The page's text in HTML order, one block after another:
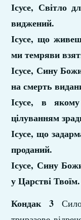
Ісусе, Світло
виджений.
Ісусе, що
ми темряви
Ісусе, Сину
на смерть
Ісусе, в
цілуванням
Ісусе, що
проданий.
Ісусе, Сину
у Царстві Твоїм.
Кондак 3